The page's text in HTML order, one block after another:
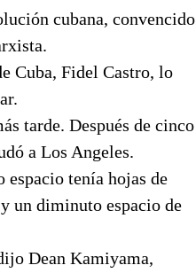
cubana, convencido
Cuba, Fidel Castro, lo
tarde. Después de cinco
a Los Angeles.
espacio tenía hojas de
un diminuto espacio de
Dean Kamiyama,